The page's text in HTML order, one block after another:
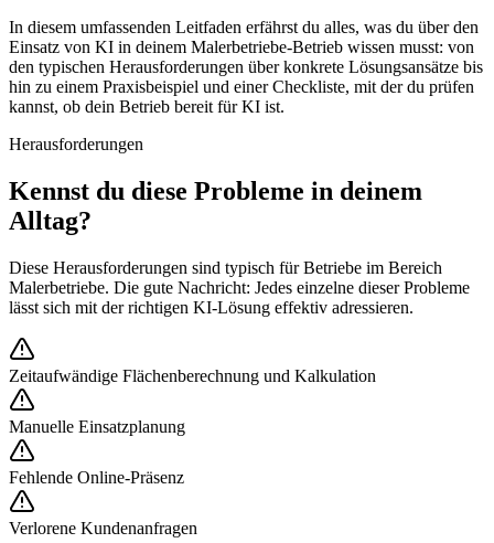
In diesem umfassenden Leitfaden erfährst du alles, was du über den
Einsatz von KI in deinem Malerbetriebe-Betrieb wissen musst: von
den typischen Herausforderungen über konkrete Lösungsansätze bis
hin zu einem Praxisbeispiel und einer Checkliste, mit der du prüfen
kannst, ob dein Betrieb bereit für KI ist.
Herausforderungen
Kennst du diese Probleme in deinem
Alltag?
Diese Herausforderungen sind typisch für Betriebe im Bereich
Malerbetriebe. Die gute Nachricht: Jedes einzelne dieser Probleme
lässt sich mit der richtigen KI-Lösung effektiv adressieren.
Zeitaufwändige Flächenberechnung und Kalkulation
Manuelle Einsatzplanung
Fehlende Online-Präsenz
Verlorene Kundenanfragen